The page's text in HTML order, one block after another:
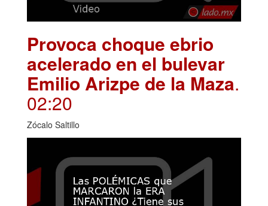
Provoca choque ebrio
acelerado en el bulevar
Emilio Arizpe de la Maza.
02:20
Zócalo Saltillo